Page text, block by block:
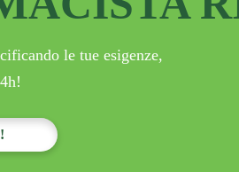
le tue esigenze,